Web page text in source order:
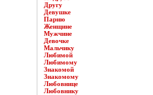
Другу
Девушке
Парню
Женщине
Мужчине
Девочке
Мальчику
Любимой
Любимому
Знакомой
Знакомому
Любовнице
Любовнику